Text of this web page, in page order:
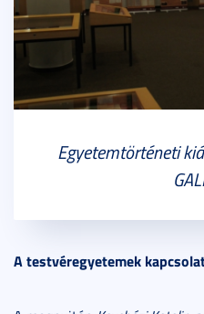
Egyetemtörténeti
A testvéregyetemek